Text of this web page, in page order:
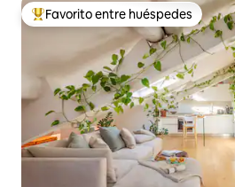
De los mejores en Favorito entre
Favorito entre huéspedes